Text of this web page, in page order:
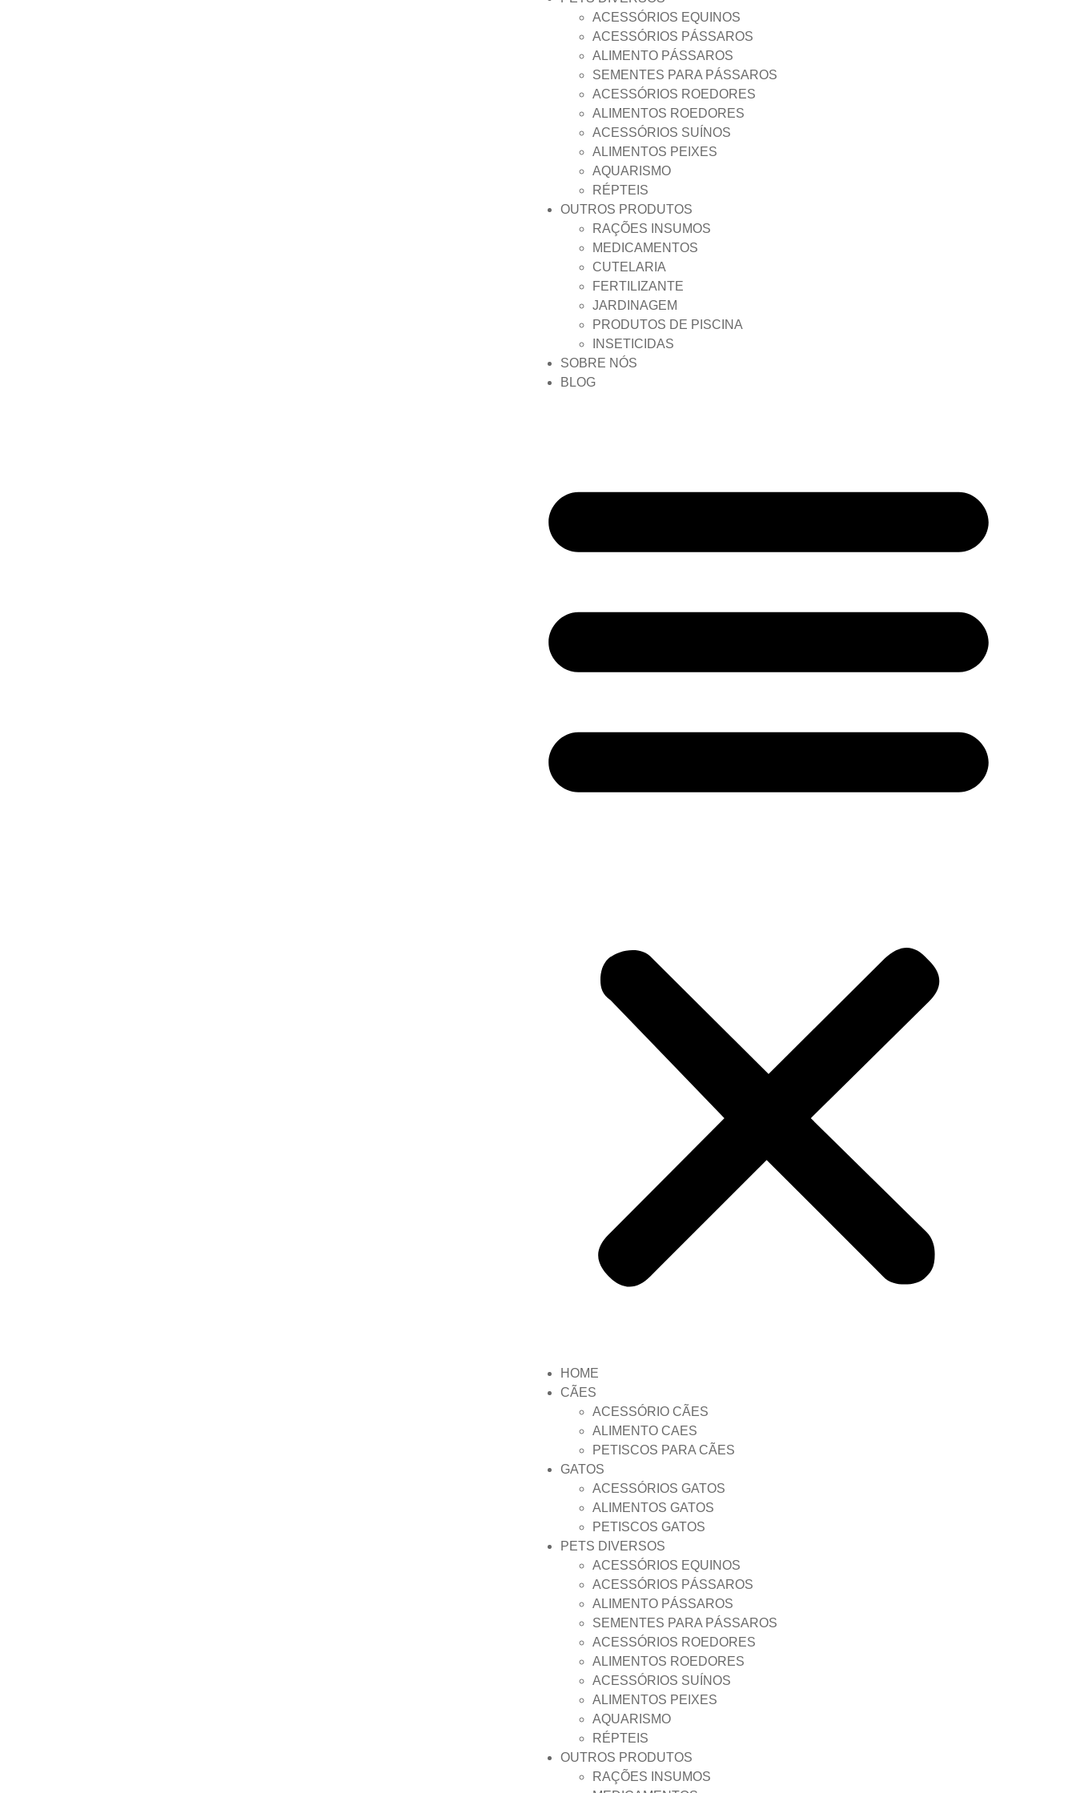
ACESSÓRIOS EQUINOS
ACESSÓRIOS PÁSSAROS
ALIMENTO PÁSSAROS
SEMENTES PARA PÁSSAROS
ACESSÓRIOS ROEDORES
ALIMENTOS ROEDORES
ACESSÓRIOS SUÍNOS
ALIMENTOS PEIXES
AQUARISMO
RÉPTEIS
OUTROS PRODUTOS
RAÇÕES INSUMOS
MEDICAMENTOS
CUTELARIA
FERTILIZANTE
JARDINAGEM
PRODUTOS DE PISCINA
INSETICIDAS
SOBRE NÓS
BLOG
HOME
CÃES
ACESSÓRIO CÃES
ALIMENTO CAES
PETISCOS PARA CÃES
GATOS
ACESSÓRIOS GATOS
ALIMENTOS GATOS
PETISCOS GATOS
PETS DIVERSOS
ACESSÓRIOS EQUINOS
ACESSÓRIOS PÁSSAROS
ALIMENTO PÁSSAROS
SEMENTES PARA PÁSSAROS
ACESSÓRIOS ROEDORES
ALIMENTOS ROEDORES
ACESSÓRIOS SUÍNOS
ALIMENTOS PEIXES
AQUARISMO
RÉPTEIS
OUTROS PRODUTOS
RAÇÕES INSUMOS